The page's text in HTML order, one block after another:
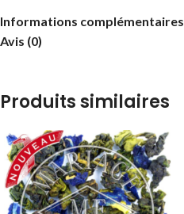
Informations complémentaires
Avis (0)
Produits similaires